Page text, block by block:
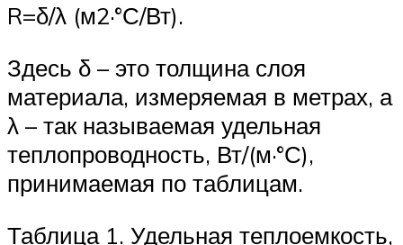
R=δ/λ (м2·°С/Вт).
Здесь δ – это толщина слоя
материала, измеряемая в метрах, а
λ – так называемая удельная
теплопроводность, Вт/(м·°С),
принимаемая по таблицам.
Таблица 1. Удельная теплоемкость,